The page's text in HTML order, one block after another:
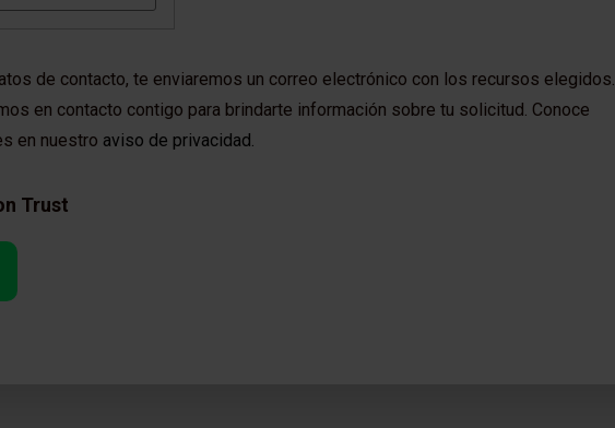
de contacto, te enviaremos un correo electrónico con los recursos elegidos.
en contacto contigo para brindarte información sobre tu solicitud. Conoce
en nuestro aviso de privacidad.
Trust